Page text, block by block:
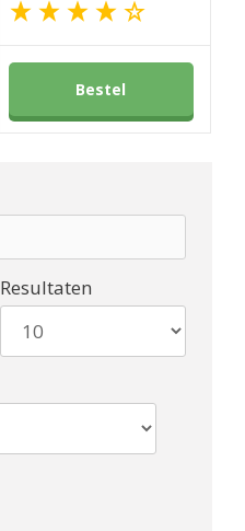
Bestel
Resultaten